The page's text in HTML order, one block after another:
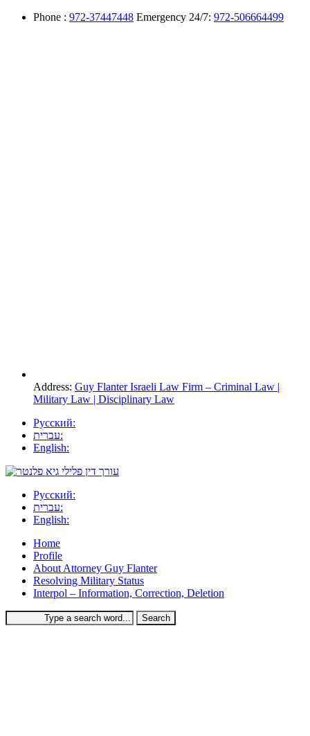
Phone : 972-37447448 Emergency 24/7: 972-506664499
Address: Guy Flanter Israeli Law Firm – Criminal Law |
Military Law | Disciplinary Law
Русский:
עברית:
English:
Русский:
עברית:
English:
Home
Profile
About Attorney Guy Flanter
Resolving Military Status
Interpol – Information, Correction, Deletion